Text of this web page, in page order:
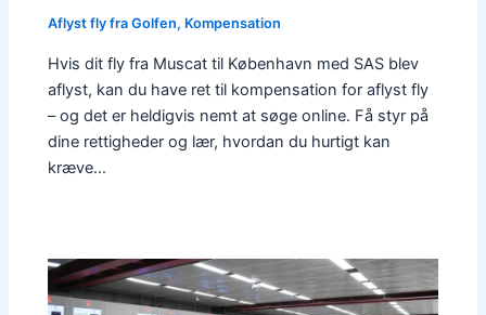
Aflyst fly fra Golfen, Kompensation
Hvis dit fly fra Muscat til København med SAS blev
aflyst, kan du have ret til kompensation for aflyst fly
– og det er heldigvis nemt at søge online. Få styr på
dine rettigheder og lær, hvordan du hurtigt kan
kræve…